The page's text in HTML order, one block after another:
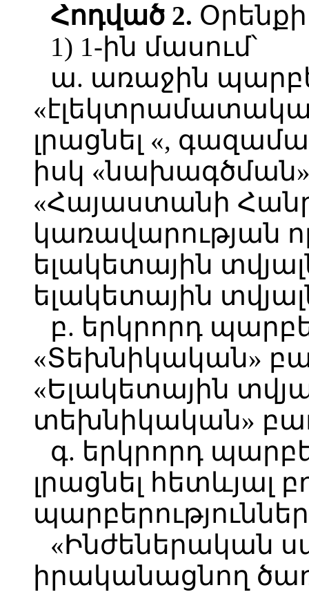
Հոդված 2. Օրենքի
1) 1-ին մասում՝
ա. առաջին
լրացնել «,
իսկ
«Հայաստանի
կառավարության
ելակետային
ելակետային
բ. երկրորդ
«Տեխնիկական»
«Ելակետային
տեխնիկական»
գ. երկրորդ
լրացնել հետևյալ
«Ինժեներական
իրականացնող